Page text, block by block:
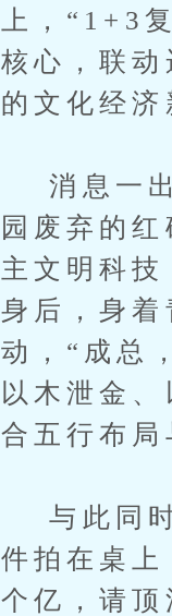
上，“1+3
核心，联
的文化经济
消息一出
园废弃的
主文明科
身后，身
动，“成总
以木泄金
合五行布局
与此同时
件拍在桌
个亿，请